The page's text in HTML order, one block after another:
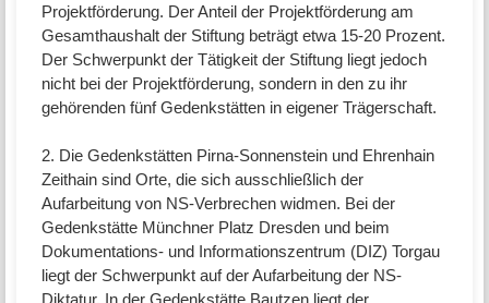
Projektförderung. Der Anteil der Projektförderung am
Gesamthaushalt der Stiftung beträgt etwa 15-20 Prozent.
Der Schwerpunkt der Tätigkeit der Stiftung liegt jedoch
nicht bei der Projektförderung, sondern in den zu ihr
gehörenden fünf Gedenkstätten in eigener Trägerschaft.
2. Die Gedenkstätten Pirna-Sonnenstein und Ehrenhain
Zeithain sind Orte, die sich ausschließlich der
Aufarbeitung von NS-Verbrechen widmen. Bei der
Gedenkstätte Münchner Platz Dresden und beim
Dokumentations- und Informationszentrum (DIZ) Torgau
liegt der Schwerpunkt auf der Aufarbeitung der NS-
Diktatur. In der Gedenkstätte Bautzen liegt der